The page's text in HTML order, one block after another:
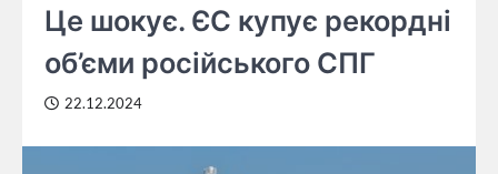
Це шокує. ЄС купує рекордні
об’єми російського СПГ
22.12.2024